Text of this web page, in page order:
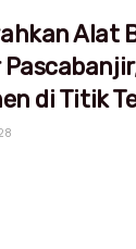
Alat
di Titik